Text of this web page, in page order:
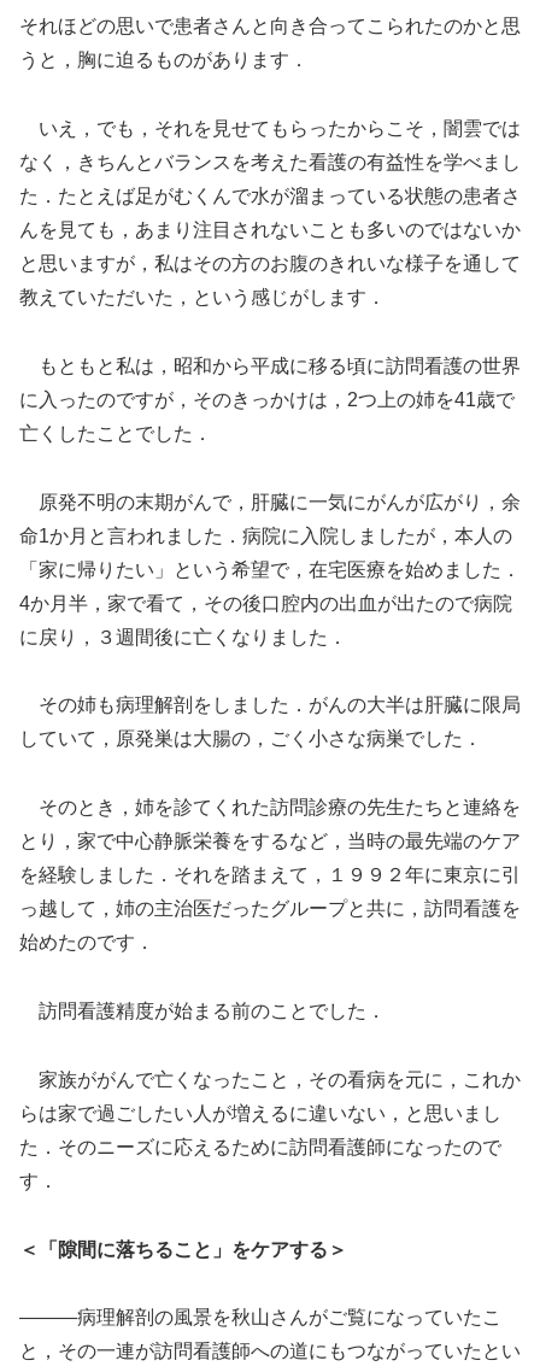
それほどの思いで患者さんと向き合ってこられたのかと思
うと，胸に迫るものがあります．
いえ，でも，それを見せてもらったからこそ，闇雲では
なく，きちんとバランスを考えた看護の有益性を学べまし
た．たとえば足がむくんで水が溜まっている状態の患者さ
んを見ても，あまり注目されないことも多いのではないか
と思いますが，私はその方のお腹のきれいな様子を通して
教えていただいた，という感じがします．
もともと私は，昭和から平成に移る頃に訪問看護の世界
に入ったのですが，そのきっかけは，2つ上の姉を41歳で
亡くしたことでした．
原発不明の末期がんで，肝臓に一気にがんが広がり，余
命1か月と言われました．病院に入院しましたが，本人の
「家に帰りたい」という希望で，在宅医療を始めました．
4か月半，家で看て，その後口腔内の出血が出たので病院
に戻り，３週間後に亡くなりました．
その姉も病理解剖をしました．がんの大半は肝臓に限局
していて，原発巣は大腸の，ごく小さな病巣でした．
そのとき，姉を診てくれた訪問診療の先生たちと連絡を
とり，家で中心静脈栄養をするなど，当時の最先端のケア
を経験しました．それを踏まえて，１９９２年に東京に引
っ越して，姉の主治医だったグループと共に，訪問看護を
始めたのです．
訪問看護精度が始まる前のことでした．
家族ががんで亡くなったこと，その看病を元に，これか
らは家で過ごしたい人が増えるに違いない，と思いまし
た．そのニーズに応えるために訪問看護師になったので
す．
＜「隙間に落ちること」をケアする＞
―――病理解剖の風景を秋山さんがご覧になっていたこ
と，その一連が訪問看護師への道にもつながっていたとい